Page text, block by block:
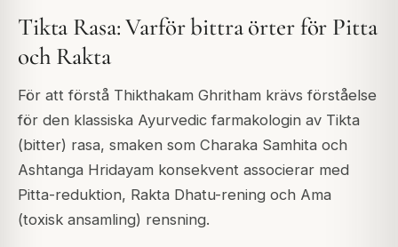
Tikta Rasa: Varför bittra örter för Pitta
och Rakta
För att förstå Thikthakam Ghritham krävs förståelse
för den klassiska Ayurvedic farmakologin av Tikta
(bitter) rasa, smaken som Charaka Samhita och
Ashtanga Hridayam konsekvent associerar med
Pitta-reduktion, Rakta Dhatu-rening och Ama
(toxisk ansamling) rensning.